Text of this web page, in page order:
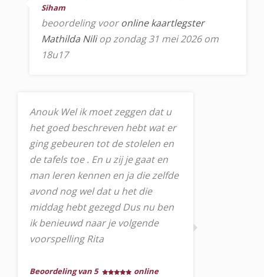
Siham
beoordeling vooronline kaartlegster
Mathilda Niliop zondag 31 mei 2026 om
18u17
Anouk Wel ik moet zeggen dat u
het goed beschreven hebt wat er
ging gebeuren tot de stolelen en
de tafels toe . En u zij je gaat en
man leren kennen en ja die zelfde
avond nog wel dat u het die
middag hebt gezegd Dus nu ben
ik benieuwd naar je volgende
voorspelling Rita
Beoordeling van 5
online